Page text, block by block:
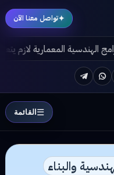
✦تواصل معنا الآن
التصميم المعماري الخارجي
☰القائمة
والبناء